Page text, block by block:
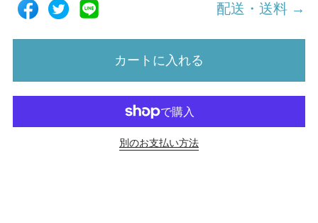
配送・送料 →
カートに入れる
別のお支払い方法